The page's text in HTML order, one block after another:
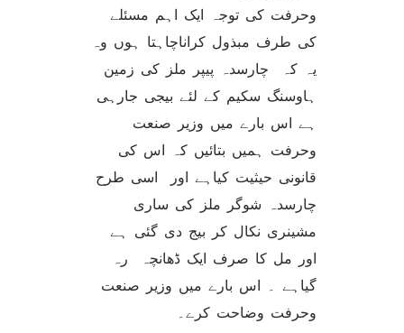
وحرفت کی توجہ ایک اہم مسئلے
کی طرف مبذول کراناچاہتا ہوں وہ
یہ کہ چارسدہ پیپر ملز کی زمین
ہاوسنگ سکیم کے لئے بیجی جارہی
ہے اس بارے میں وزیر صنعت
وحرفت ہمیں بتائیں کہ اس کی
قانونی حیثیت کیاہے اور اسی طرح
چارسدہ شوگر ملز کی ساری
مشینری نکال کر بیج دی گئی ہے
اور مل کا صرف ایک ڈھانچہ رہ
گیاہے ۔ اس بارے میں وزیر صنعت
وحرفت وضاحت کرے۔